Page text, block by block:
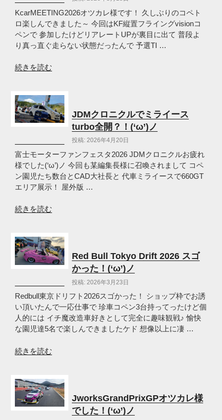
KcarMEETING2026オツカレ様です！ 久しぶりのコペト
ロ楽しんできました～ 今回はKF縦置フライングvisionコ
ペンで 参加したけどリアレートUPが裏目に出て 普段よ
り真っ直ぐ走らない状態だったんで 予選TI …
“KcarMEETING2026
カ
レ
様
し
た
～
(‘ω’)
ノ”
続きを読む
JDMクロニクルでミライース
turbo全開？！(‘ω’)ノ
投稿: 2026年4月20日
富士モーターファンフェスタ2026 JDMクロニクルお疲れ
様でした(‘ω’)ノ 今回も某編集長様に召喚されまして コペ
ン園児たち数台とCAD大社長と 代車ミライースで660GT
エリア展示！ 屋外版 …
“JDM
ニ
ク
ル
ミ
ラ
イ
ー
ス
全
ノ”
の
続きを読む
Red Bull Tokyo Drift 2026 スゴ
かった！(‘ω’)ノ
投稿: 2026年3月23日
Redbull東京ドリフト2026スゴかった！ ショップ枠でお誘
い頂いたんで一応仕事で 珍車コペン3台持ってったけど個
人的には イチ魔改造車好きとして完全に趣味観戦♪ 愉快
な園児達5名で楽しんできましたケド 想像以上に凄 …
“Red
Drift
2026
ス
続きを読む
JworksGrandPrixGPオツカレ様
でした！(‘ω’)ノ